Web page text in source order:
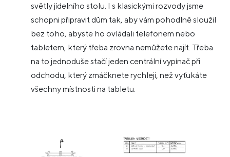
světly jídelního stolu. I s klasickými rozvodyjsme
schopni připravit dům tak, aby vám pohodlně sloužil
bez toho, abyste ho ovládali telefonem nebo
tabletem, který třeba zrovna nemůžete najít. Třeba
na to jednoduše stačí jeden centrální vypínač při
odchodu, který zmáčknete rychleji, než vyťukáte
všechny místnosti na tabletu.